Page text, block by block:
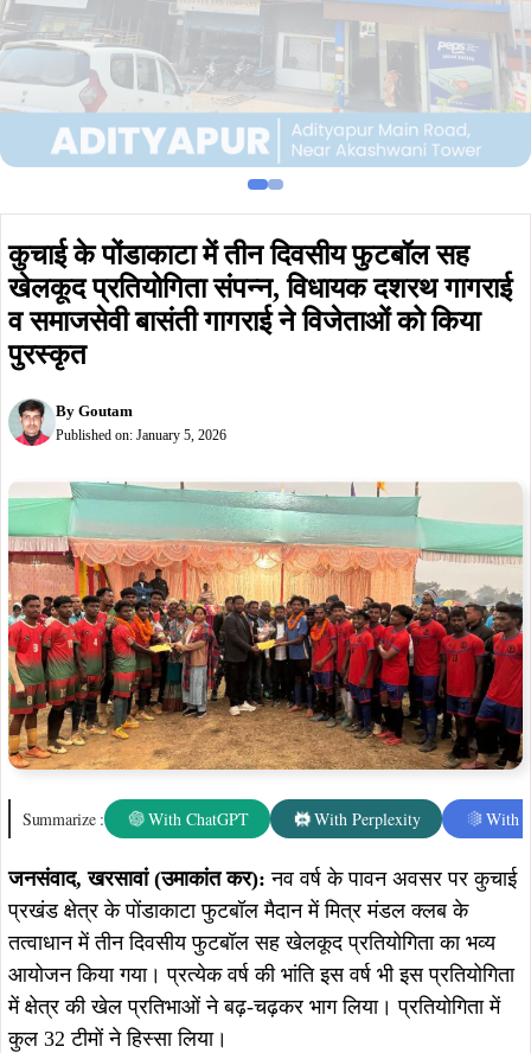
कुचाई के पोंडाकाटा में तीन दिवसीय फुटबॉल सह
खेलकूद प्रतियोगिता संपन्न, विधायक दशरथ गागराई
व समाजसेवी बासंती गागराई ने विजेताओं को किया
पुरस्कृत
By Goutam
Published on: January 5, 2026
Summarize : With ChatGPT With Perplexity With
जनसंवाद, खरसावां (उमाकांत कर): नव वर्ष के पावन अवसर पर कुचाई
प्रखंड क्षेत्र के पोंडाकाटा फुटबॉल मैदान में मित्र मंडल क्लब के
तत्वाधान में तीन दिवसीय फुटबॉल सह खेलकूद प्रतियोगिता का भव्य
आयोजन किया गया। प्रत्येक वर्ष की भांति इस वर्ष भी इस प्रतियोगिता
में क्षेत्र की खेल प्रतिभाओं ने बढ़-चढ़कर भाग लिया। प्रतियोगिता में
कुल 32 टीमों ने हिस्सा लिया।